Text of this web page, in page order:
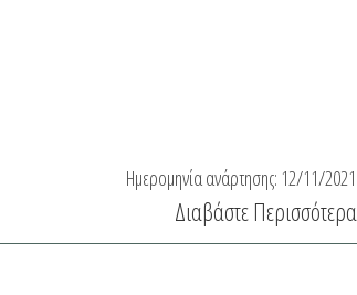
Ημερομηνία ανάρτησης: 12/11/2021
Διαβάστε Περισσότερα